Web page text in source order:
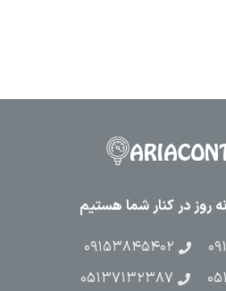
۰۹۱۵۳۸۴۵۴۰۲
۰۵۱۳۷۱۳۲۳۸۷